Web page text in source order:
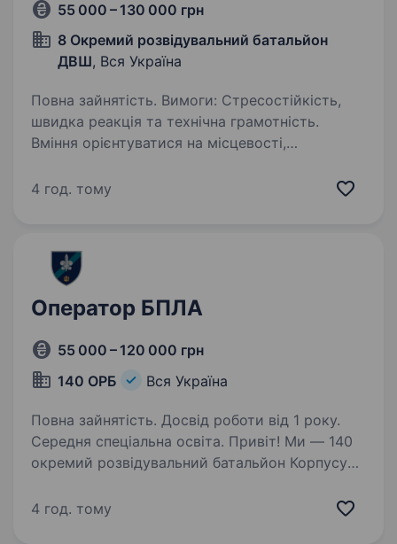
55 000 – 130 000 грн
8 Окремий розвідувальний батальйон
ДВШ, Вся Україна
Повна зайнятість. Вимоги: Стресостійкість,
швидка реакція та технічна грамотність.
Вміння орієнтуватися на місцевості,
рухів. Умови роботи: Мобілізація, контракт або
4 год. тому
Оператор БПЛА
55 000 – 120 000 грн
140 ОРБ
Вся Україна
Повна зайнятість. Досвід роботи від 1 року.
Середня спеціальна освіта. Привіт! Ми — 140
окремий розвідувальний батальйон Корпусу
Збройних Сил України. Наша команда —
4 год. тому